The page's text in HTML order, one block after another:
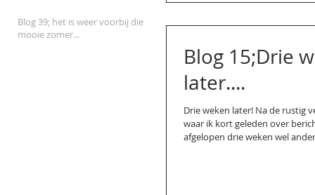
Blog 15;Drie
later....
Drie weken later! Na de rustig
waar ik kort geleden over
afgelopen drie weken wel
Blog 39; het is weer voorbij die
mooie zomer...